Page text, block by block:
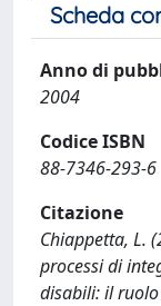
Scheda
Anno di
2004
Codice ISBN
88-7346-293-6
Citazione
Chiappetta, L.
processi di
disabili: il